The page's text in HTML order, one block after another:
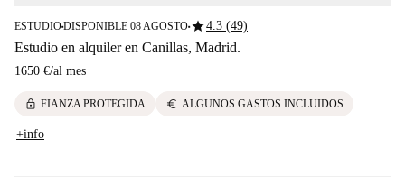
ESTUDIO■DISPONIBLE 08 AGOSTO■star4.3 (49)
Estudio en alquiler en Canillas, Madrid.
1650 €/al mes
lock FIANZA PROTEGIDA euro ALGUNOS GASTOS INCLUIDOS
+info